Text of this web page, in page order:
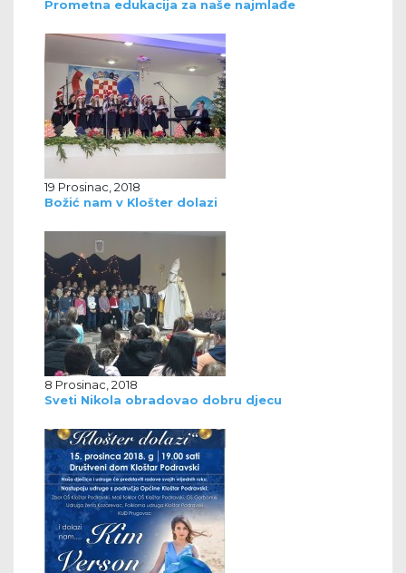
Prometna edukacija za naše najmlađe
19 Prosinac, 2018
Božić nam v Klošter dolazi
8 Prosinac, 2018
Sveti Nikola obradovao dobru djecu